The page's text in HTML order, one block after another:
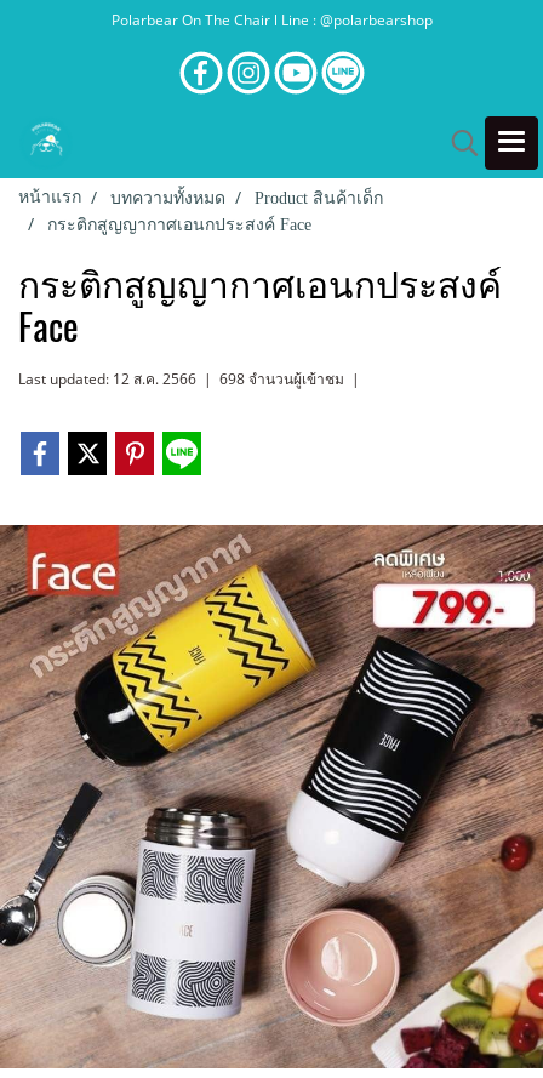
Polarbear On The Chair l Line : @polarbearshop
หน้าแรก บทความทั้งหมด
Product สินค้าเด็ก
กระติกสูญญากาศเอนกประสงค์ Face
กระติกสูญญากาศเอนกประสงค์
Face
Last updated: 12 ส.ค. 2566 | 698 จำนวนผู้เข้าชม |